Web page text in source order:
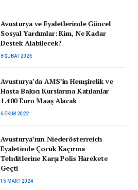
Avusturya ve Eyaletlerinde Güncel
Sosyal Yardımlar: Kim, Ne Kadar
Destek Alabilecek?
8 ŞUBAT 2026
Avusturya’da AMS’in Hemşirelik ve
Hasta Bakıcı Kurslarına Katılanlar
1.400 Euro Maaş Alacak
6 EKIM 2022
Avusturya’nın Niederösterreich
Eyaletinde Çocuk Kaçırma
Tehditlerine Karşı Polis Harekete
Geçti
15 MART 2024